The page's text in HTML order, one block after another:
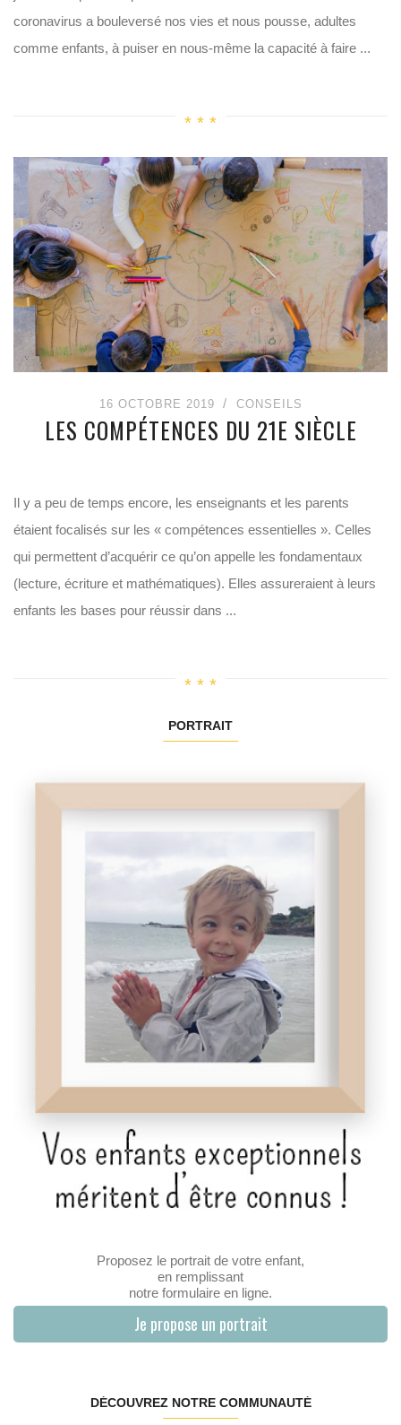
coronavirus a bouleversé nos vies et nous pousse, adultes
comme enfants, à puiser en nous-même la capacité à faire ...
16 OCTOBRE 2019 CONSEILS
LES COMPÉTENCES DU 21E SIÈCLE
Il y a peu de temps encore, les enseignants et les parents
étaient focalisés sur les « compétences essentielles ». Celles
qui permettent d’acquérir ce qu’on appelle les fondamentaux
(lecture, écriture et mathématiques). Elles assureraient à leurs
enfants les bases pour réussir dans ...
PORTRAIT
Proposez le portrait de votre enfant,
en remplissant
notre formulaire en ligne.
Je propose un portrait
DÉCOUVREZ NOTRE COMMUNAUTÉ